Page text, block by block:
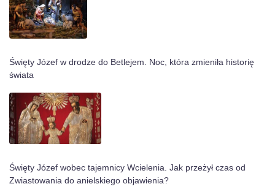
Święty Józef w drodze do Betlejem. Noc, która zmieniła historię
świata
Święty Józef wobec tajemnicy Wcielenia. Jak przeżył czas od
Zwiastowania do anielskiego objawienia?